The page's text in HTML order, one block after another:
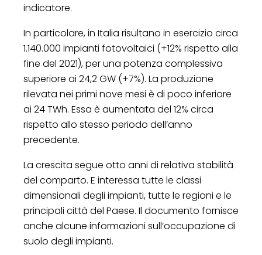
indicatore.
In particolare, in Italia risultano in esercizio circa
1.140.000 impianti fotovoltaici (+12% rispetto alla
fine del 2021), per una potenza complessiva
superiore ai 24,2 GW (+7%). La produzione
rilevata nei primi nove mesi è di poco inferiore
ai 24 TWh. Essa è aumentata del 12% circa
rispetto allo stesso periodo dell’anno
precedente.
La crescita segue otto anni di relativa stabilità
del comparto. E interessa tutte le classi
dimensionali degli impianti, tutte le regioni e le
principali città del Paese. Il documento fornisce
anche alcune informazioni sull’occupazione di
suolo degli impianti.